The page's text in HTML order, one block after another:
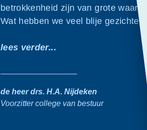
betrokkenheid zijn van grote
Wat hebben we veel blije gezichten
lees verder...
de heer drs. H.A. Nijdeken
Voorzitter college van bestuur